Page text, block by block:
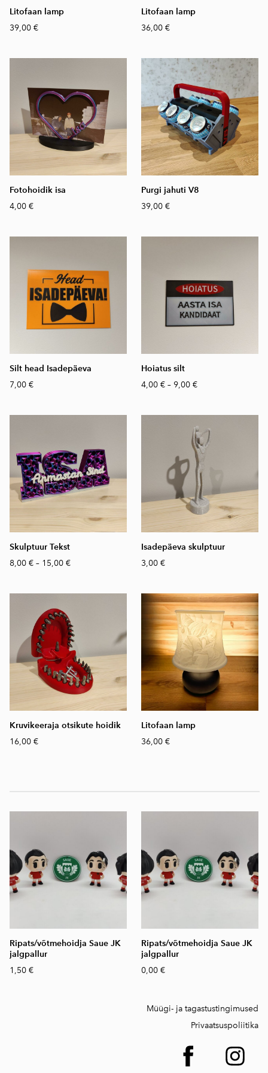
Litofaan lamp
39,00 €
Litofaan lamp
36,00 €
Fotohoidik isa
4,00 €
Purgi jahuti V8
39,00 €
Silt head Isadepäeva
7,00 €
Hoiatus silt
4,00 € – 9,00 €
Skulptuur Tekst
8,00 € – 15,00 €
Isadepäeva skulptuur
3,00 €
Kruvikeeraja otsikute hoidik
16,00 €
Litofaan lamp
36,00 €
Ripats/võtmehoidja Saue JK
jalgpallur
1,50 €
Ripats/võtmehoidja Saue JK
jalgpallur
0,00 €
Müügi- ja tagastustingimused
Privaatsuspoliitika